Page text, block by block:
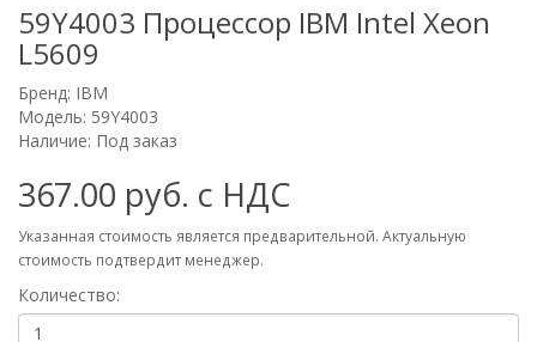
59Y4003 Процессор IBM Intel Xeon
L5609
Бренд: IBM
Модель: 59Y4003
Наличие: Под заказ
367.00 руб. с НДС
Указанная стоимость является предварительной. Актуальную
стоимость подтвердит менеджер.
Количество: